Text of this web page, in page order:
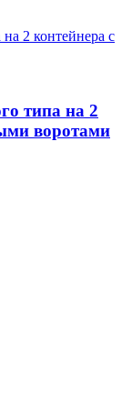
типа на 2
воротами